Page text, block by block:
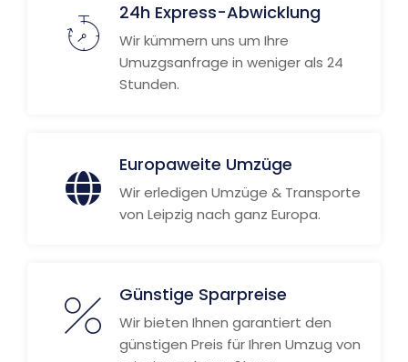
24h Express-Abwicklung
Wir kümmern uns um Ihre
Umuzgsanfrage in weniger als 24
Stunden.
Europaweite Umzüge
Wir erledigen Umzüge & Transporte
von Leipzig nach ganz Europa.
Günstige Sparpreise
Wir bieten Ihnen garantiert den
günstigen Preis für Ihren Umzug von